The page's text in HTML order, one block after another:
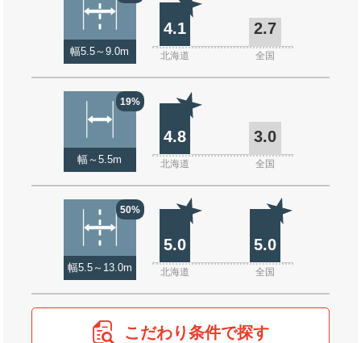
幅5.5～9.0m
4.1 2.7
北海道 全国
19%
幅～5.5m
4.8 3.0
北海道 全国
50%
幅5.5～13.0m
5.0 5.0
北海道 全国
こだわり条件で探す